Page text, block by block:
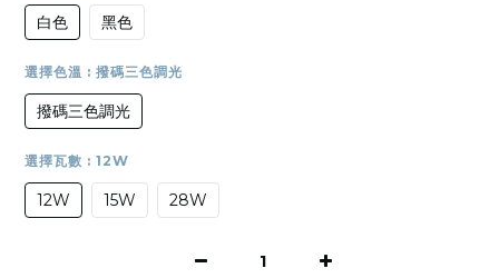
白色 黑色
選擇色溫 : 撥碼三色調光
撥碼三色調光
選擇瓦數 : 12W
12W 15W 28W